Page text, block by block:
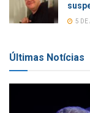
5 DE
Últimas Notícias